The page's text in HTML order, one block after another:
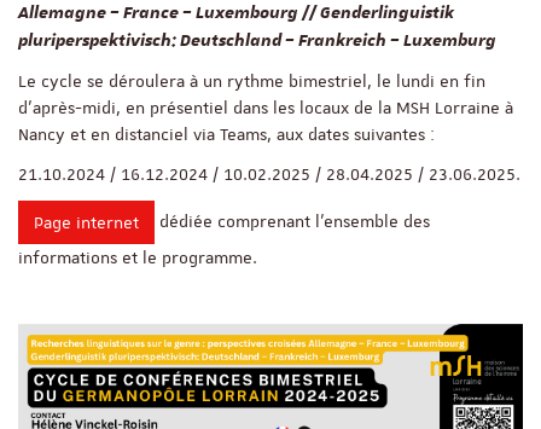
Allemagne – France – Luxembourg // Genderlinguistik
pluriperspektivisch: Deutschland – Frankreich – Luxemburg
Le cycle se déroulera à un rythme bimestriel, le lundi en fin
d’après-midi, en présentiel dans les locaux de la MSH Lorraine à
Nancy et en distanciel via Teams, aux dates suivantes :
21.10.2024 / 16.12.2024 / 10.02.2025 / 28.04.2025 / 23.06.2025.
Page internet
dédiée comprenant l’ensemble des
informations et le programme.